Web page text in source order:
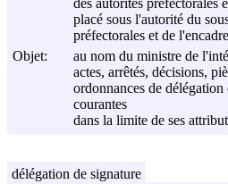
des autorités préfectorales
placé sous l'autorité du
préfectorales et de
Objet:
au nom du ministre de
actes, arrêtés, décisions,
ordonnances de délégation
courantes
dans la limite de ses
délégation de signature